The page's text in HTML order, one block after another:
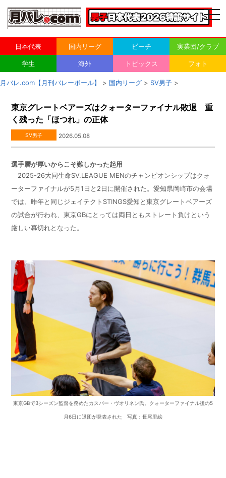
日本代表 国内リーグ ビーチ 実業団/クラブ
学生 海外 トピックス フォト
月バレ.com【月刊バレーボール】 > 国内リーグ > SV男子 >
東京グレートベアーズはクォーターファイナル敗退 重
く残った「ほつれ」の正体
SV男子 2026.05.08
選手層が厚いからこそ難しかった起用
2025-26大同生命SV.LEAGUE MENのチャンピオンシップはクォ
ーターファイナルが5 月1日と 2日に開催された。愛知県岡崎市の会場
では、昨年と同じジェイテクト STINGS愛知と東京グレートベアーズ
の試合が行われ、東京GBにとっては両日ともストレート負けという
厳しい幕切れとなった。
東京GBで3シーズン監督を務めたカスパー・ヴオリネン氏。クォーターファイナル後の5
月6日に退団が発表された 写真：長尾里絵